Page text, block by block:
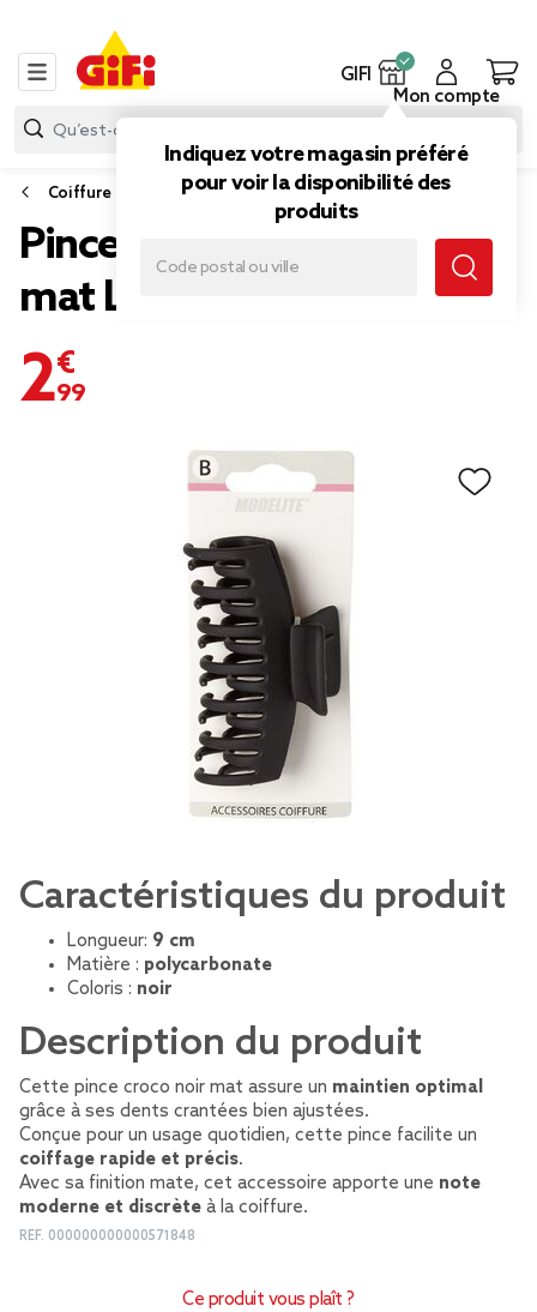
GIFI
Indiquez votre magasin préféré
pour voir la disponibilité des
produits
Mon compte
Coiffure
Pince croco à cheveux noir
mat L9cm
2,99 €
Caractéristiques du produit
Longueur: 9 cm
Matière : polycarbonate
Coloris : noir
Description du produit
Cette pince croco noir mat assure un maintien optimal
grâce à ses dents crantées bien ajustées.
Conçue pour un usage quotidien, cette pince facilite un
coiffage rapide et précis.
Avec sa finition mate, cet accessoire apporte une note
moderne et discrète à la coiffure.
REF. 000000000000571848
Ce produit vous plaît ?